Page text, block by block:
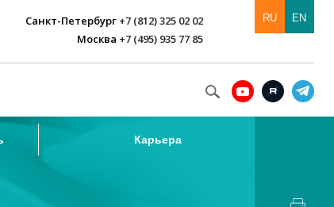
Санкт-Петербург +7 (812) 325 02 02
Москва +7 (495) 935 77 85
RU EN
Карьера